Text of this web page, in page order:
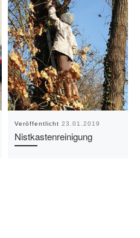
Veröffentlicht 23.01.2019
Nistkastenreinigung